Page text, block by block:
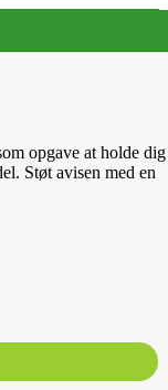
opgave at holde dig
Støt avisen med en